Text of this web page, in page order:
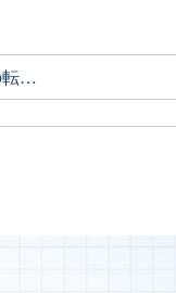
理学療法士の転職ガイド